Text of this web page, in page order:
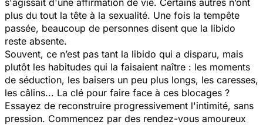
plus du tout la tête à la sexualité. Une fois la tempête
passée, beaucoup de personnes disent que la libido
reste absente.
Souvent, ce n’est pas tant la libido qui a disparu, mais
plutôt les habitudes qui la faisaient naître : les moments
de séduction, les baisers un peu plus longs, les caresses,
les câlins... La clé pour faire face à ces blocages ?
Essayez de reconstruire progressivement l'intimité, sans
pression. Commencez par des rendez-vous amoureux